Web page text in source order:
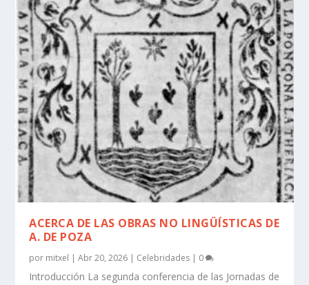
ACERCA DE LAS OBRAS NO LINGÜÍ­STICAS DE
A. DE POZA
por mitxel |Abr 20, 2026 | Celebridades | 0
Introducción La segunda conferencia de las Jornadas de